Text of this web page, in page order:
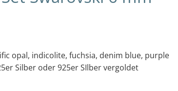
opal, indicolite, fuchsia, denim blue, purple
Silber oder 925er SIlber vergoldet